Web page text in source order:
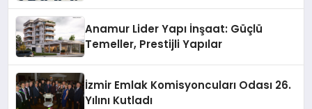
Anamur Lider Yapı İnşaat: Güçlü
Temeller, Prestijli Yapılar
İzmir Emlak Komisyoncuları Odası 26.
Yılını Kutladı